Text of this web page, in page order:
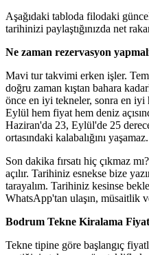
Aşağıdaki tabloda filodaki
tarihinizi paylaştığınızda net
Ne zaman rezervasyon
Mavi tur takvimi erken işler.
doğru zaman kıştan bahara
önce en iyi tekneler, sonra en iyi
Eylül hem fiyat hem deniz
Haziran'da 23, Eylül'de 25
ortasındaki kalabalığını yaşamaz.
Son dakika fırsatı hiç çıkmaz
açılır. Tarihiniz esnekse bize
tarayalım. Tarihiniz kesinse
WhatsApp'tan ulaşın, müsaitlik
Bodrum Tekne Kiralama
Tekne tipine göre başlangıç